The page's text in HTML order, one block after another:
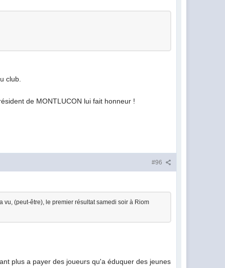
club.
de MONTLUCON lui fait honneur !
#96
vu, (peut-être), le premier résultat samedi soir à Riom
plus a payer des joueurs qu'a éduquer des jeunes